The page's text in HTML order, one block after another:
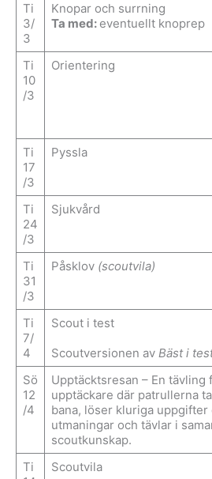
Ti
3/
3
Knopar och surrning
Ta med: eventuellt knoprep
Ti
10
/3
Orientering
Ti
17
/3
Pyssla
Ti
24
/3
Sjukvård
Ti
31
/3
Påsklov (scoutvila)
Ti
7/
4
Scout i test
Scoutversionen av Bäst i
Sö
12
/4
Upptäcktsresan – En tävling
upptäckare där patrullerna
bana, löser kluriga uppgifter
utmaningar och tävlar i
scoutkunskap.
Ti
Scoutvila